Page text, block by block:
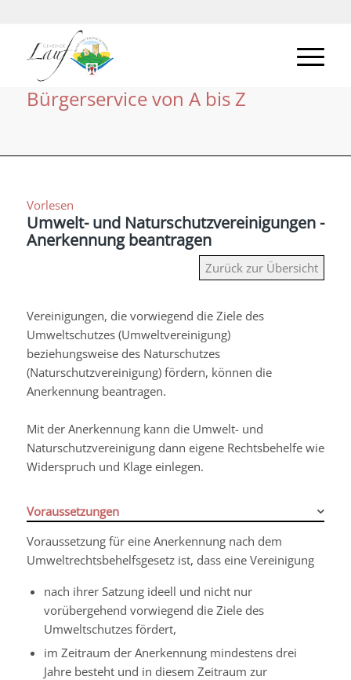
Bürgerservice von A bis Z
Vorlesen
Umwelt- und Naturschutzvereinigungen -
Anerkennung beantragen
Zurück zur Übersicht
Vereinigungen, die vorwiegend die Ziele des
Umweltschutzes (Umweltvereinigung)
beziehungsweise des Naturschutzes
(Naturschutzvereinigung) fördern, können die
Anerkennung beantragen.
Mit der Anerkennung kann die Umwelt- und
Naturschutzvereinigung dann eigene Rechtsbehelfe wie
Widerspruch und Klage einlegen.
Voraussetzungen
Voraussetzung für eine Anerkennung nach dem
Umweltrechtsbehelfsgesetz ist, dass eine Vereinigung
nach ihrer Satzung ideell und nicht nur
vorübergehend vorwiegend die Ziele des
Umweltschutzes fördert,
im Zeitraum der Anerkennung mindestens drei
Jahre besteht und in diesem Zeitraum zur